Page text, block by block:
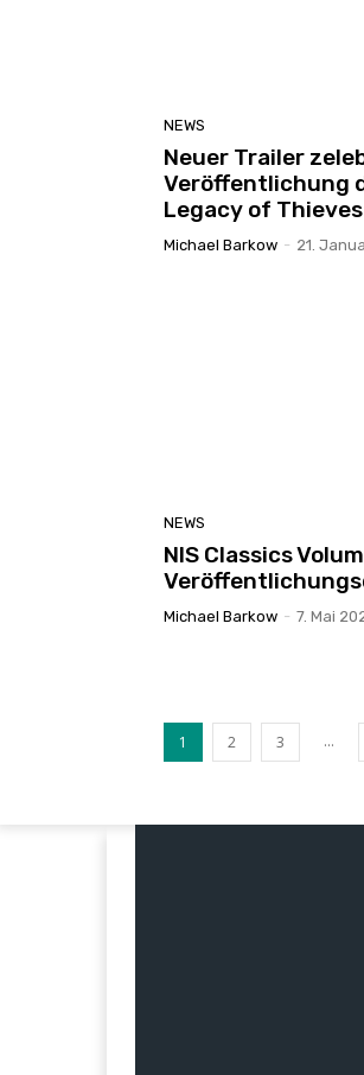
NEWS
Neuer Trailer
Veröffentlichung
Legacy of
Michael Barkow - 21.
NEWS
NIS Classics
Michael Barkow - 7. Mai
1 2 3 ...